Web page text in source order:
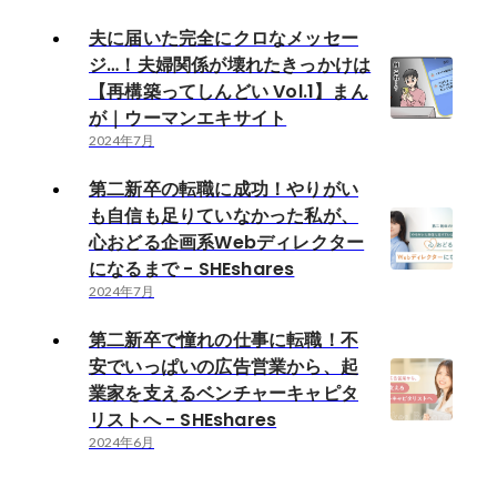
夫に届いた完全にクロなメッセー
ジ…！夫婦関係が壊れたきっかけは
【再構築ってしんどい Vol.1】まん
が｜ウーマンエキサイト
2024年7月
第二新卒の転職に成功！やりがい
も自信も足りていなかった私が、
心おどる企画系Webディレクター
になるまで - SHEshares
2024年7月
第二新卒で憧れの仕事に転職！不
安でいっぱいの広告営業から、起
業家を支えるベンチャーキャピタ
リストへ - SHEshares
2024年6月